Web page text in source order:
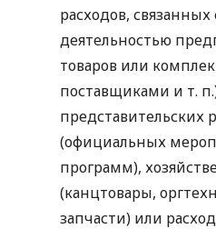
расходов, связанных
деятельностью
товаров или
поставщиками и т. п.
представительских
(официальных
программ),
(канцтовары,
запчасти) или